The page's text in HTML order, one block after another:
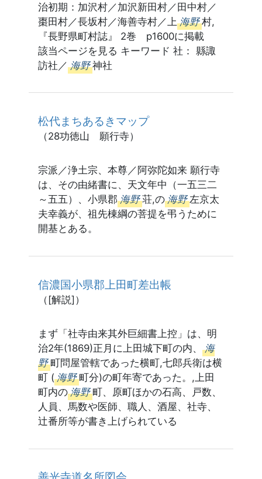
治初期：加沢村／加沢新田村／田中村／
棗田村／長坂村／海善寺村／上 海野 村,
『長野県町村誌』 2巻 p1600に掲載
該当ページを見る キーワード 社： 縣諏
訪社／ 海野 神社
松代まちあるきマップ
（28功徳山 願行寺）
宗派／浄土宗、本尊／阿弥陀如来 願行寺
は、その由緒書に、天文年中（一五三二
～五五）、小県郡 海野 荘,の 海野 左京太
夫幸義が、祖先棟綱の菩提を弔うために
開基とある。
信濃国小県郡上田町差出帳
（[解説]）
まず「社寺由来其外巨細書上控」は、明
治2年(1869)正月に上田城下町の内、 海
野 町問屋管轄であった横町,七郎兵衛は横
町 ( 海野 町分)の町年寄であった。,上田
町内の 海野 町、原町ほかの石高、戸数、
人員、馬数や医師、職人、酒屋、社寺、
辻番所等が書き上げられている